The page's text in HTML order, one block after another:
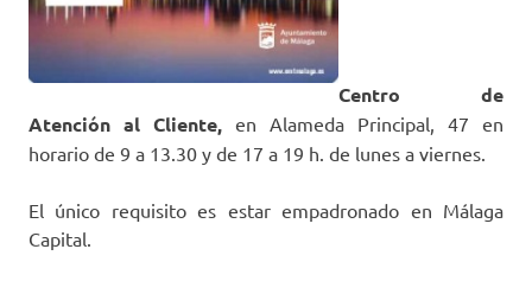
Centro de
Atención al Cliente, en Alameda Principal, 47 en
horario de 9 a 13.30 y de 17 a 19 h. de lunes a viernes.
El único requisito es estar empadronado en Málaga
Capital.